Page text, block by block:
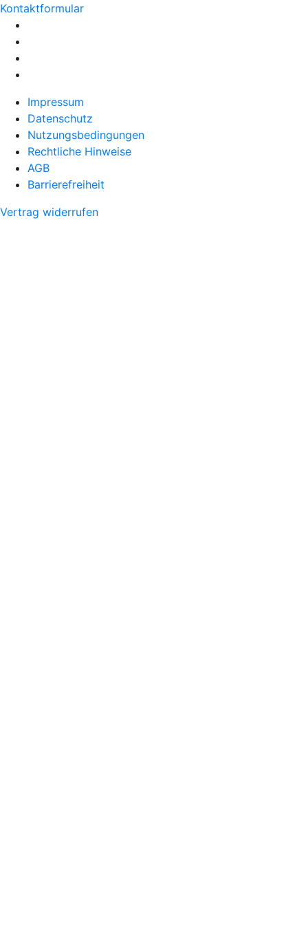
Kontaktformular
Impressum
Datenschutz
Nutzungsbedingungen
Rechtliche Hinweise
AGB
Barrierefreiheit
Vertrag widerrufen